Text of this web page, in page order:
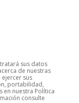
sus datos
de nuestras
sus
portabilidad,
en nuestra Política
consulte